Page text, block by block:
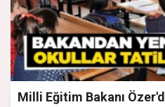
Milli Eğitim Bakanı